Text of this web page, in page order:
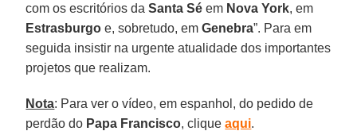
com os escritórios daSanta Sé em Nova York, em
Estrasburgo e, sobretudo, emGenebra”. Para em
seguida insistir na urgente atualidade dos importantes
projetos que realizam.
Nota: Para ver o vídeo, em espanhol, do pedido de
perdão do Papa Francisco, cliqueaqui.